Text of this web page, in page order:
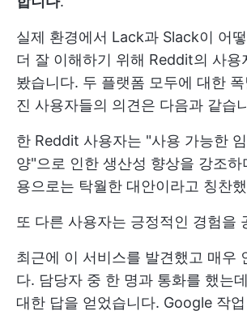
실제 환경에서 Lack과 Slack이 어
더 잘 이해하기 위해 Reddit의 사용
봤습니다. 두 플랫폼 모두에 대한
진 사용자들의 의견은 다음과 같습
한 Reddit 사용자는 "사용 가능한
양"으로 인한 생산성 향상을 강조
용으로는 탁월한 대안이라고 칭찬
또 다른 사용자는 긍정적인 경험을
최근에 이 서비스를 발견했고 매우
다. 담당자 중 한 명과 통화를 했는
대한 답을 얻었습니다. Google 작